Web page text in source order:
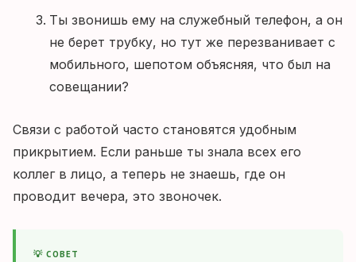
Ты звонишь ему на служебный телефон, а он
не берет трубку, но тут же перезванивает с
мобильного, шепотом объясняя, что был на
совещании?
Связи с работой часто становятся удобным
прикрытием. Если раньше ты знала всех его
коллег в лицо, а теперь не знаешь, где он
проводит вечера, это звоночек.
💡 СОВЕТ